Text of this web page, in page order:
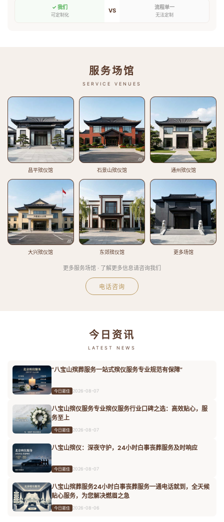
✓ 我们
可定制化
VS 流程单一
无法定制
服务场馆
SERVICE VENUES
昌平殡仪馆 石景山殡仪馆 通州殡仪馆
大兴殡仪馆 东郊殡仪馆 更多场馆
更多服务场馆 · 了解更多信息请咨询我们
电话咨询
今日资讯
LATEST NEWS
“八宝山殡葬服务一站式殡仪服务专业规范有保障”
今日最佳 2026-08-07
八宝山殡仪服务专业殡仪服务行业口碑之选：高效贴心，服
务至上
今日最佳 2026-08-07
八宝山殡仪：深夜守护，24小时白事丧葬服务及时响应
今日最佳 2026-08-07
八宝山殡葬服务24小时白事丧葬服务一通电话就到，全天候
贴心服务，为您解决燃眉之急
今日最佳 2026-08-06